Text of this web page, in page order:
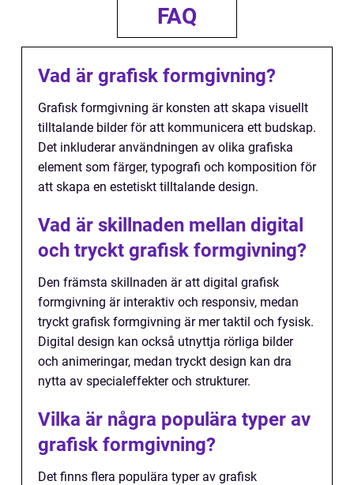
FAQ
Vad är grafisk formgivning?
Grafisk formgivning är konsten att skapa visuellt
tilltalande bilder för att kommunicera ett budskap.
Det inkluderar användningen av olika grafiska
element som färger, typografi och komposition för
att skapa en estetiskt tilltalande design.
Vad är skillnaden mellan digital
och tryckt grafisk formgivning?
Den främsta skillnaden är att digital grafisk
formgivning är interaktiv och responsiv, medan
tryckt grafisk formgivning är mer taktil och fysisk.
Digital design kan också utnyttja rörliga bilder
och animeringar, medan tryckt design kan dra
nytta av specialeffekter och strukturer.
Vilka är några populära typer av
grafisk formgivning?
Det finns flera populära typer av grafisk